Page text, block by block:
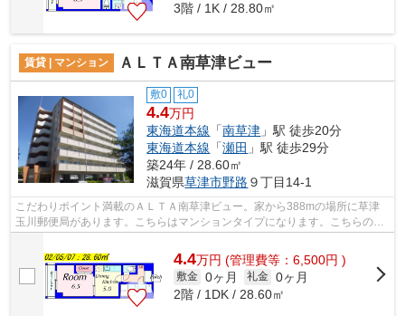
3階 / 1K / 28.80㎡
賃貸 | マンション ＡＬＴＡ南草津ビュー
敷0 礼0
4.4万円
東海道本線 「南草津 」駅 徒歩20分
東海道本線 「瀬田 」駅 徒歩29分
築24年 / 28.60㎡
滋賀県草津市野路 ９丁目14-1
こだわりポイント満載のＡＬＴＡ南草津ビュー。家から388mの場所に草津
玉川郵便局があります。こちらはマンションタイプになります。こちらの物
4.4万円 (管理費等：6,500円 )
敷金 0ヶ月 礼金 0ヶ月
2階 / 1DK / 28.60㎡